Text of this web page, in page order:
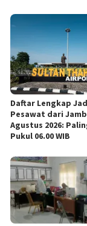
Daftar Lengkap
Pesawat dari
Agustus 2026:
Pukul 06.00 WIB